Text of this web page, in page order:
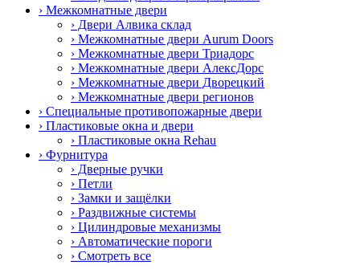
› Межкомнатные двери
› Двери Алвика склад
› Межкомнатные двери Aurum Doors
› Межкомнатные двери Триадорс
› Межкомнатные двери АлексДорс
› Межкомнатные двери Дворецкий
› Межкомнатные двери регионов
› Специальные противопожарные двери
› Пластиковые окна и двери
› Пластиковые окна Rehau
› Фурнитура
› Дверные ручки
› Петли
› Замки и защёлки
› Раздвижные системы
› Цилиндровые механизмы
› Автоматические пороги
› Смотреть все